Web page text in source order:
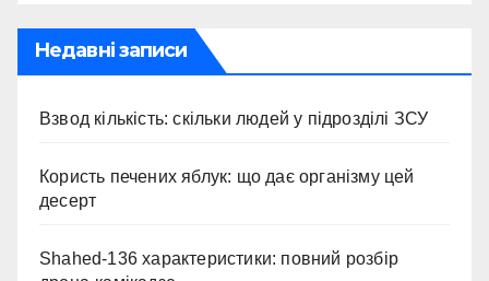
Недавні записи
Взвод кількість: скільки людей у підрозділі ЗСУ
Користь печених яблук: що дає організму цей
десерт
Shahed-136 характеристики: повний розбір